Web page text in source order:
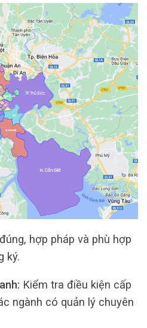
hợp pháp và phù hợp
ký.
Kiểm tra điều kiện cấp
ngành có quản lý chuyên